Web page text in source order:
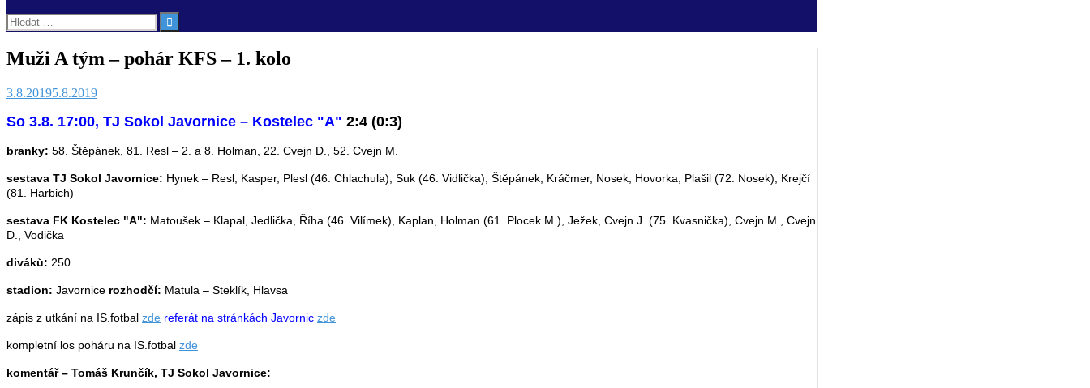
Vyhledávání
Muži A tým – pohár KFS – 1. kolo
3.8.20195.8.2019
So 3.8. 17:00, TJ Sokol Javornice – Kostelec "A" 2:4 (0:3)
branky: 58. Štěpánek, 81. Resl – 2. a 8. Holman, 22. Cvejn D., 52. Cvejn M.
sestava TJ Sokol Javornice: Hynek – Resl, Kasper, Plesl (46. Chlachula), Suk (46. Vidlička), Štěpánek, Kráčmer, Nosek, Hovorka, Plašil (72. Nosek), Krejčí
(81. Harbich)
sestava FK Kostelec "A": Matoušek – Klapal, Jedlička, Říha (46. Vilímek), Kaplan, Holman (61. Plocek M.), Ježek, Cvejn J. (75. Kvasnička), Cvejn M., Cvejn
D., Vodička
diváků: 250
stadion: Javornice rozhodčí: Matula – Steklík, Hlavsa
zápis z utkání na IS.fotbal zde referát na stránkách Javornic zde
kompletní los poháru na IS.fotbal zde
komentář – Tomáš Krunčík, TJ Sokol Javornice: